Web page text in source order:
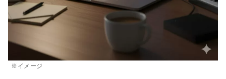
※イメージ